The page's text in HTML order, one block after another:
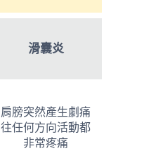
滑囊炎
肩膀突然產生劇痛
往任何方向活動都
非常疼痛